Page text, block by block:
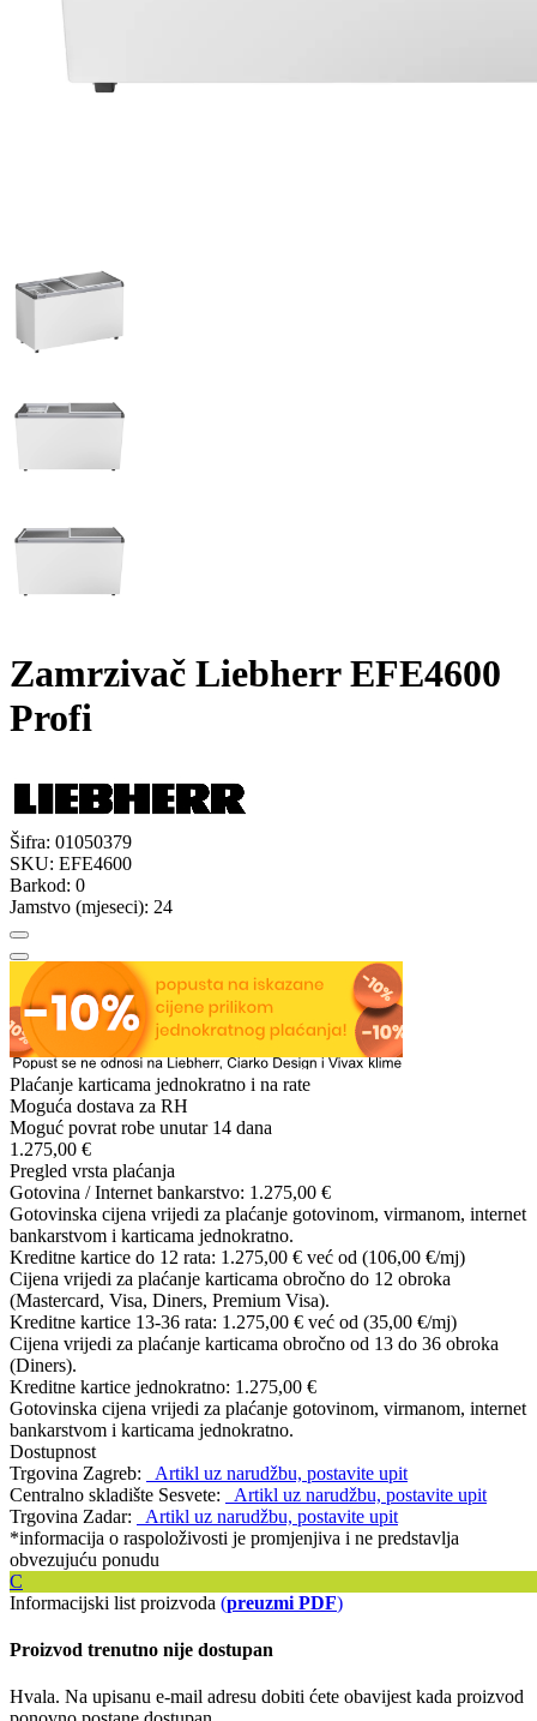
Zamrzivač Liebherr EFE4600
Profi
Šifra: 01050379
SKU: EFE4600
Barkod: 0
Jamstvo (mjeseci): 24
Plaćanje karticama jednokratno i na rate
Moguća dostava za RH
Moguć povrat robe unutar 14 dana
1.275,00 €
Pregled vrsta plaćanja
Gotovina / Internet bankarstvo: 1.275,00 €
Gotovinska cijena vrijedi za plaćanje gotovinom, virmanom, internet
bankarstvom i karticama jednokratno.
Kreditne kartice do 12 rata: 1.275,00 € već od (106,00 €/mj)
Cijena vrijedi za plaćanje karticama obročno do 12 obroka
(Mastercard, Visa, Diners, Premium Visa).
Kreditne kartice 13-36 rata: 1.275,00 € već od (35,00 €/mj)
Cijena vrijedi za plaćanje karticama obročno od 13 do 36 obroka
(Diners).
Kreditne kartice jednokratno: 1.275,00 €
Gotovinska cijena vrijedi za plaćanje gotovinom, virmanom, internet
bankarstvom i karticama jednokratno.
Dostupnost
Trgovina Zagreb:
Artikl uz narudžbu, postavite upit
Centralno skladište Sesvete:
Artikl uz narudžbu, postavite upit
Trgovina Zadar:
Artikl uz narudžbu, postavite upit
*informacija o raspoloživosti je promjenjiva i ne predstavlja
obvezujuću ponudu
C
Informacijski list proizvoda (preuzmi PDF)
Proizvod trenutno nije dostupan
Hvala. Na upisanu e-mail adresu dobiti ćete obavijest kada proizvod